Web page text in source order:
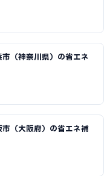
（神奈川県）の省エネ
（大阪府）の省エネ補